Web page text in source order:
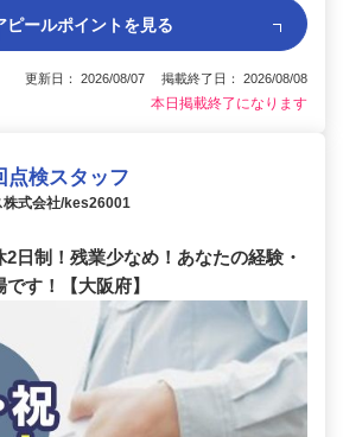
ピールポイントを見る
更新日： 2026/08/07 掲載終了日： 2026/08/08
本日掲載終了になります
点検スタッフ
株式会社/kes26001
日制！残業少なめ！あなたの経験・
す！【大阪府】